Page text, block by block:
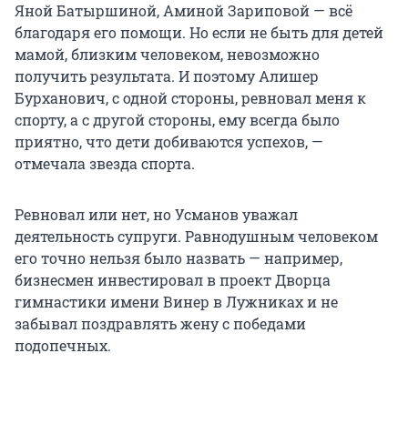
Яной Батыршиной, Аминой Зариповой — всё
благодаря его помощи. Но если не быть для детей
мамой, близким человеком, невозможно
получить результата. И поэтому Алишер
Бурханович, с одной стороны, ревновал меня к
спорту, а с другой стороны, ему всегда было
приятно, что дети добиваются успехов, —
отмечала звезда спорта.
Ревновал или нет, но Усманов уважал
деятельность супруги. Равнодушным человеком
его точно нельзя было назвать — например,
бизнесмен инвестировал в проект Дворца
гимнастики имени Винер в Лужниках и не
забывал поздравлять жену с победами
подопечных.